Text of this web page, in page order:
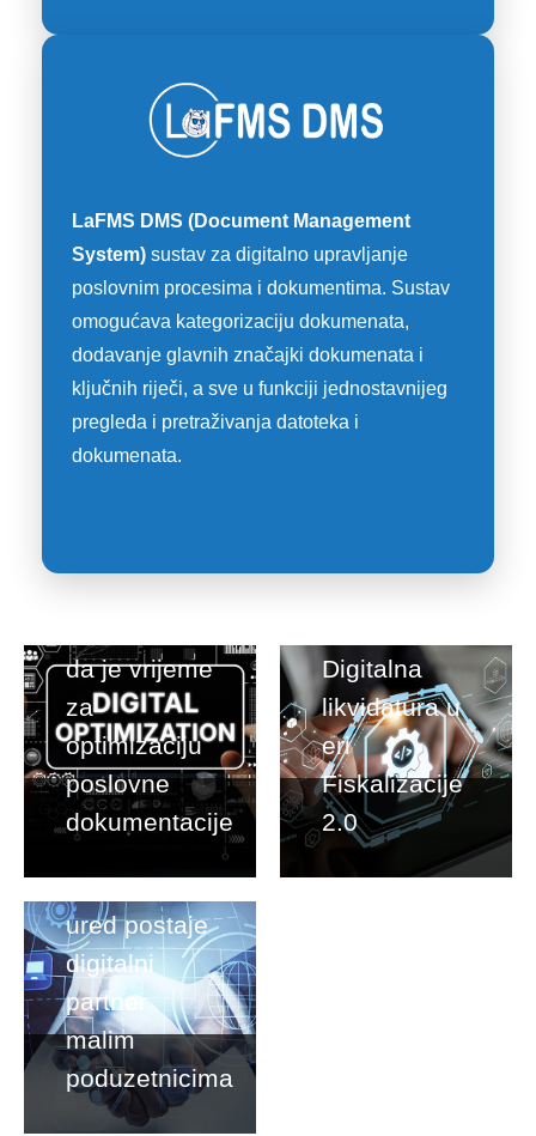
LaFMS DMS (Document Management
System) sustav za digitalno upravljanje
poslovnim procesima i dokumentima. Sustav
omogućava kategorizaciju dokumenata,
dodavanje glavnih značajki dokumenata i
ključnih riječi, a sve u funkciji jednostavnijeg
pregleda i pretraživanja datoteka i
dokumenata.
da je vrijeme
za
optimizaciju
poslovne
dokumentacije
Digitalna
likvidatura u
eri
Fiskalizacije
2.0
Kako
računovodstveni
ured postaje
digitalni
partner
malim
poduzetnicima